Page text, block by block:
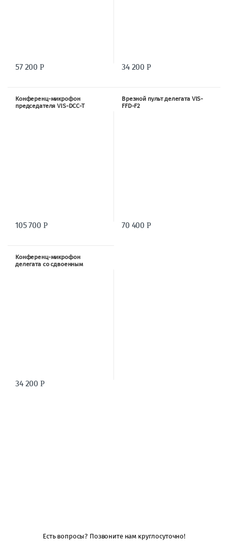
57 200Р 34 200Р
Конференц-микрофон
председателя VIS-DCC-T
105 700 Р
Врезной пульт делегата VIS-
FFD-F2
70 400Р
Конференц-микрофон
делегата со сдвоенным
34 200Р
Есть вопросы? Позвоните нам круглосуточно!